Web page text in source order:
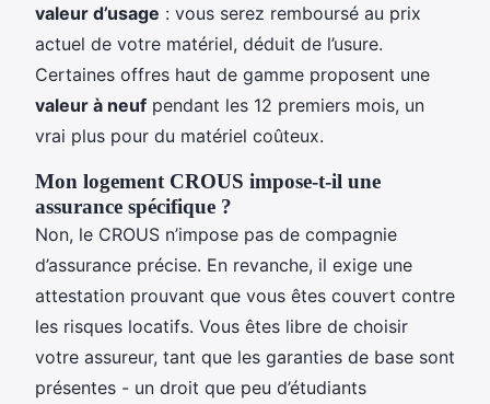
valeur d’usage : vous serez remboursé au prix
actuel de votre matériel, déduit de l’usure.
Certaines offres haut de gamme proposent une
valeur à neuf pendant les 12 premiers mois, un
vrai plus pour du matériel coûteux.
Mon logement CROUS impose-t-il une
assurance spécifique ?
Non, le CROUS n’impose pas de compagnie
d’assurance précise. En revanche, il exige une
attestation prouvant que vous êtes couvert contre
les risques locatifs. Vous êtes libre de choisir
votre assureur, tant que les garanties de base sont
présentes - un droit que peu d’étudiants